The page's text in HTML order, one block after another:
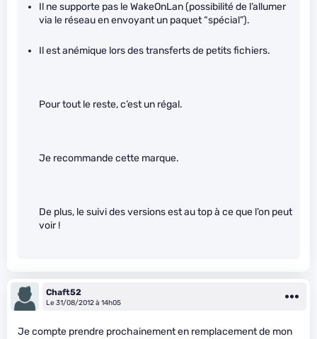
Il ne supporte pas le WakeOnLan (possibilité de l’allumer
via le réseau en envoyant un paquet “spécial”).
Il est anémique lors des transferts de petits fichiers.
Pour tout le reste, c’est un régal.
Je recommande cette marque.
De plus, le suivi des versions est au top à ce que l’on peut
voir !
Chaft52
Le 31/08/2012 à 14h05
Je compte prendre prochainement en remplacement de mon